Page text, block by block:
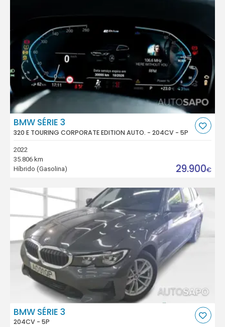
BMW SÉRIE 3
320 E TOURING CORPORATE EDITION AUTO. - 204CV - 5P
2022
35.806 km
Híbrido (Gasolina)
29.900€
BMW SÉRIE 3
204CV - 5P